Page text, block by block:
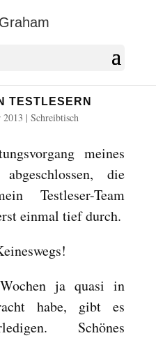
TESTLESERN
2013 | Schreibtisch
meines
die
Testleser-Team
einmal tief durch.
ja quasi in
habe, gibt es
Schönes